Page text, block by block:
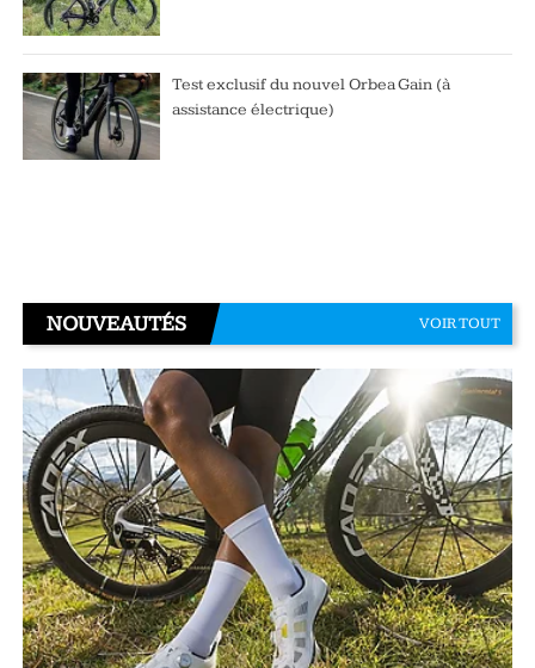
Test exclusif du nouvel Orbea Gain (à
assistance électrique)
NOUVEAUTÉS VOIR TOUT